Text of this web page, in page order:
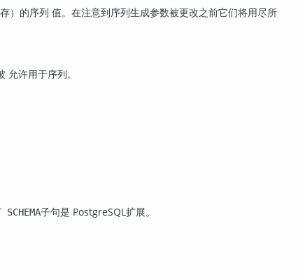
）的序列 值。在注意到序列生成参数被更改之前它们将用尽所
允许用于序列。
SCHEMA子句是 PostgreSQL扩展。